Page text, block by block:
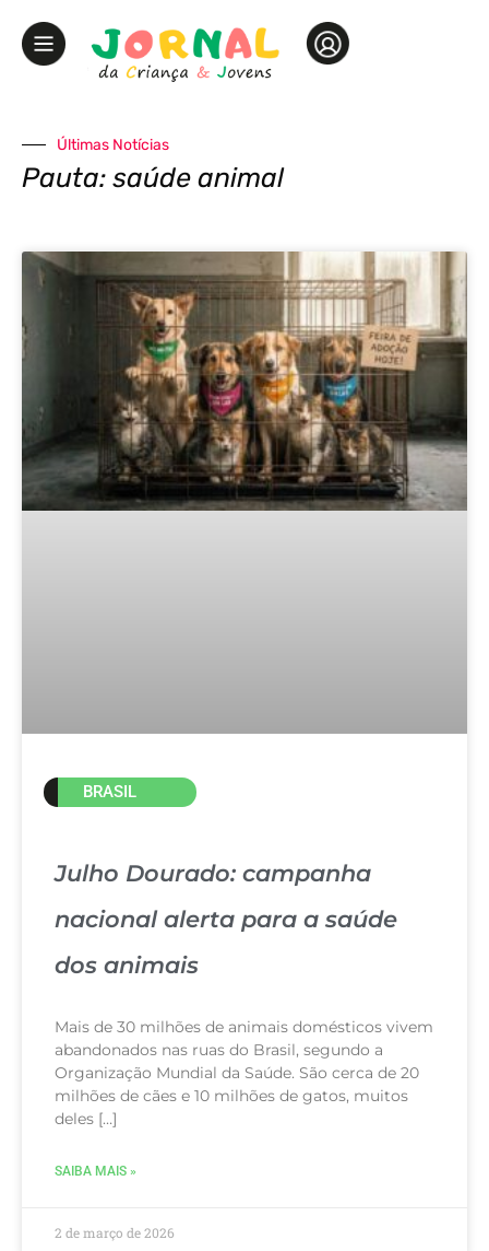
Últimas Notícias
Pauta: saúde animal
BRASIL
Julho Dourado: campanha
nacional alerta para a saúde
dos animais
Mais de 30 milhões de animais domésticos vivem
abandonados nas ruas do Brasil, segundo a
Organização Mundial da Saúde. São cerca de 20
milhões de cães e 10 milhões de gatos, muitos
deles […]
SAIBA MAIS »
2 de março de 2026